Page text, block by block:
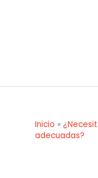
Inicio »
adecuadas?